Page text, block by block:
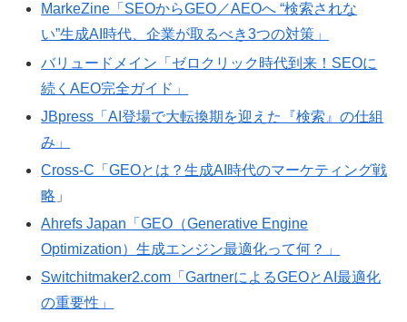
MarkeZine「SEOからGEO／AEOへ “検索されな
い”生成AI時代、企業が取るべき3つの対策」
バリュードメイン「ゼロクリック時代到来！SEOに
続くAEO完全ガイド」
JBpress「AI登場で大転換期を迎えた『検索』の仕組
み」
Cross-C「GEOとは？生成AI時代のマーケティング戦
略 」
Ahrefs Japan「GEO（Generative Engine
Optimization）生成エンジン最適化って何？」
Switchitmaker2.com「GartnerによるGEOとAI最適化
の重要性」